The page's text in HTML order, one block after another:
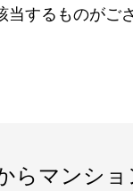
するものが
らマンシ